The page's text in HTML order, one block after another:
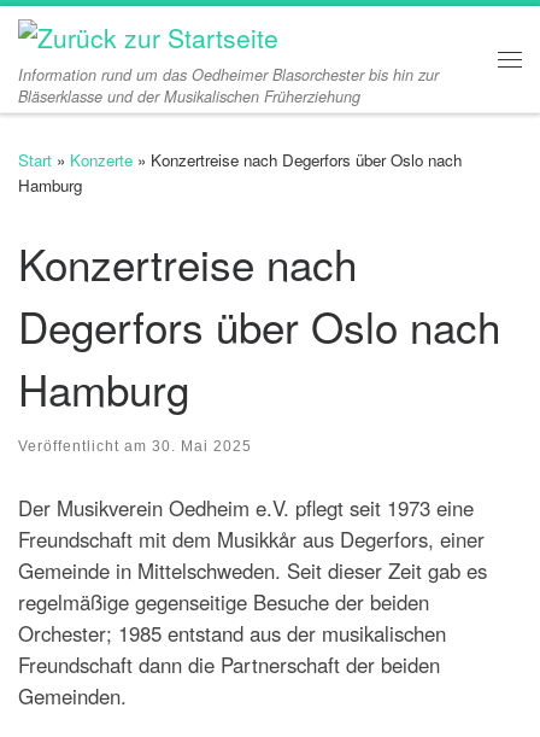
Zum Inhalt springen
Information rund um das Oedheimer Blasorchester bis hin zur
Bläserklasse und der Musikalischen Früherziehung
Start » Konzerte » Konzertreise nach Degerfors über Oslo nach
Hamburg
Konzertreise nach
Degerfors über Oslo nach
Hamburg
Veröffentlicht am 30. Mai 2025
Der Musikverein Oedheim e.V. pflegt seit 1973 eine
Freundschaft mit dem Musikkår aus Degerfors, einer
Gemeinde in Mittelschweden. Seit dieser Zeit gab es
regelmäßige gegenseitige Besuche der beiden
Orchester; 1985 entstand aus der musikalischen
Freundschaft dann die Partnerschaft der beiden
Gemeinden.